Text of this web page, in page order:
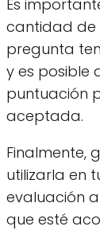
Es
cantidad de
pregunta
y es posible
puntuación
aceptada.
Finalmente,
utilizarla en
evaluación
que esté